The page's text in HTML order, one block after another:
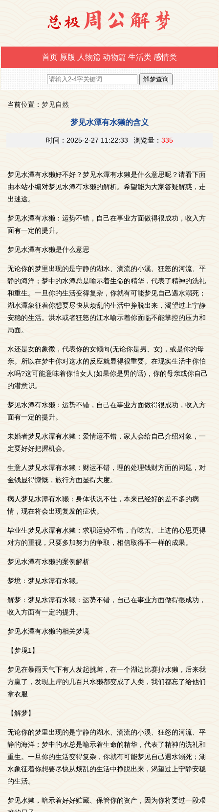
首页 原版 人物篇 动物篇 生活类 感情类
当前位置： 梦见自然
梦见水潭有水獭的含义
时间：2025-2-27 11:22:33 浏览量： 335
梦见水潭有水獭好不好？梦见水潭有水獭是什么意思呢？请看下面
由本站小编对梦见水潭有水獭的解析。希望能为大家答疑解惑，走
出迷途。
梦见水潭有水獭：运势不错，自己在事业方面做得很成功，收入方
面有一定的提升。
梦见水潭有水獭是什么意思
无论你的梦里出现的是宁静的湖水、滴流的小溪、狂怒的河流、平
静的海洋；梦中的水潭总是喻示着生命的精华，代表了精神的洗礼
和重生。一旦你的生活变得复杂，你就有可能梦见自己遇水溺死；
湖水潭象征着你想要尽快从烦乱的生活中挣脱出来，渴望过上宁静
安稳的生活。洪水或者狂怒的江水喻示着你面临不能掌控的压力和
局面。
水还是女的象徵，代表你的女倾向(无论你是男、女)，或是你的母
亲。所以在梦中你对这水的反应就显得很重要。在现实生活中你怕
水吗?这可能意味着你怕女人(如果你是男的话)，你的母亲或你自己
的潜意识。
梦见水潭有水獭：运势不错，自己在事业方面做得很成功，收入方
面有一定的提升。
未婚者梦见水潭有水獭：爱情运不错，家人会给自己介绍对象，一
定要好好把握机会。
生意人梦见水潭有水獭：财运不错，理的处理钱财方面的问题，对
金钱显得慷慨，旅行方面显得大度。
病人梦见水潭有水獭：身体状况不佳，本来已经好的差不多的病
情，现在将会出现复发的症状。
毕业生梦见水潭有水獭：求职运势不错，肯吃苦、上进的心思更得
对方的重视，只要多加努力的争取，相信取得不一样的成果。
梦见水潭有水獭的案例解析
梦境：梦见水潭有水獭。
解梦：梦见水潭有水獭：运势不错，自己在事业方面做得很成功，
收入方面有一定的提升。
梦见水潭有水獭的相关梦境
【梦境1】
梦见在暴雨天气下有人发起挑衅，在一个湖边比赛掉水獭，后来我
方赢了，发现上岸的几百只水獭都变成了人类，我们都忘了给他们
拿衣服
【解梦】
无论你的梦里出现的是宁静的湖水、滴流的小溪、狂怒的河流、平
静的海洋；梦中的水总是喻示着生命的精华，代表了精神的洗礼和
重生。一旦你的生活变得复杂，你就有可能梦见自己遇水溺死；湖
水象征着你想要尽快从烦乱的生活中挣脱出来，渴望过上宁静安稳
的生活。
梦见水獭，暗示着好好贮藏、保管你的资产，因为你将要过一段艰